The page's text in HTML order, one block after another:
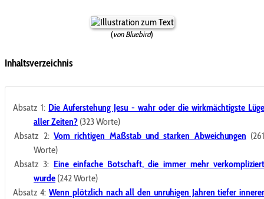
(von Bluebird)
Inhaltsverzeichnis
Absatz 1: Die Auferstehung Jesu - wahr oder die wirkmächtigste
aller Zeiten? (323 Worte)
Absatz 2: Vom richtigen Maßstab und starken Abweichungen
Worte)
Absatz 3: Eine einfache Botschaft, die immer mehr
wurde (242 Worte)
Absatz 4:Wenn plötzlich nach all den unruhigen Jahren tiefer